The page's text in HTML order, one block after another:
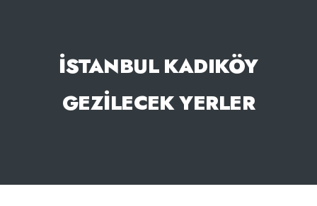
İSTANBUL KADIKÖY
GEZILECEK YERLER